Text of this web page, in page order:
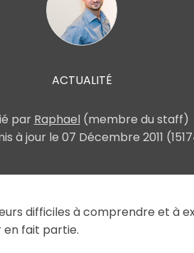
ACTUALITÉ
par Raphael (membre du staff)
à jour le 07 Décembre 2011
difficiles à comprendre et à
en fait partie.